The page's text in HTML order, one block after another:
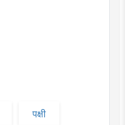
पक्षी